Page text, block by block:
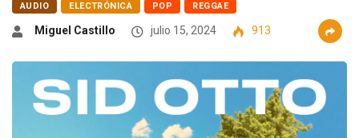
AUDIO ELECTRÓNICA POP REGGAE
Miguel Castillo julio 15, 2024 913